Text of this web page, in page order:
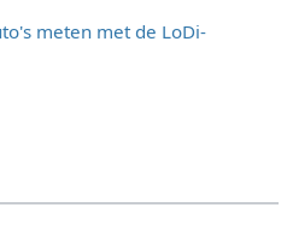
meten met de LoDi-